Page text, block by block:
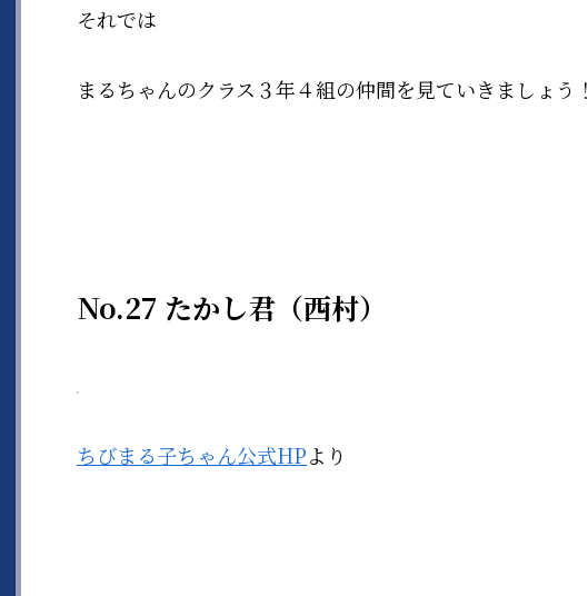
それでは
まるちゃんのクラス３年４組の仲間を見ていきましょう！
No.27 たかし君（西村）
ちびまる子ちゃん公式HPより